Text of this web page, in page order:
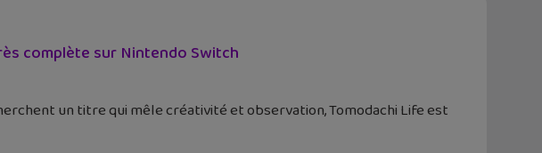
complète sur Nintendo Switch
un titre qui mêle créativité et observation, Tomodachi Life est